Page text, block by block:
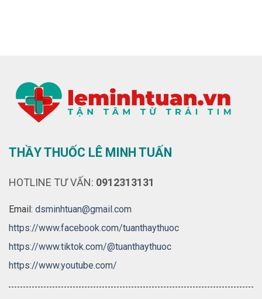
THẦY THUỐC LÊ MINH TUẤN
HOTLINE TƯ VẤN: 0912313131
Email: dsminhtuan@gmail.com
https://www.facebook.com/tuanthaythuoc
https://www.tiktok.com/@tuanthaythuoc
https://www.youtube.com/